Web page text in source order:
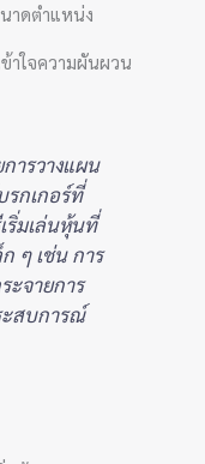
าดตำแหน่ง
าใจความผันผวน
ารวางแผน
รกเกอร์ที่
ริ่มเล่นหุ้นที่
ๆ เช่น การ
ะจายการ
สบการณ์